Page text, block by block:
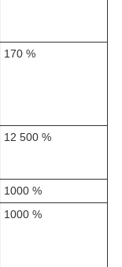
170 %
12 500 %
1000 %
1000 %